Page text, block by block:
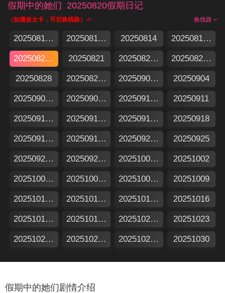
假期中的她们 20250820假期日记
换线路
（如播放太卡，可切换线路）->
20250813集结篇 20250813特别企划 20250814 20250815加更版
20250820假期日记 20250821 20250822加更版 20250827假期日记
20250828 20250829加更版 20250903假期日记 20250904
20250905加更版 20250905特别企划 20250910假期日记 20250911
20250912加更版 20250912特别企划 20250917假期日记 20250918
20250919加更版 20250919特别企划 20250924假期日记 20250925
20250926加更版 20250926特别企划 20251001假期日记 20251002
20251003加更版 20251003特别企划 20251008假期日记 20251009
20251010加更版 20251010特别企划 20251015假期日记 20251016
20251017加更版 20251017特别企划 20251022假期日记 20251023
20251024加更版 20251024特别企划 20251029假期日记 20251030
假期中的她们剧情介绍